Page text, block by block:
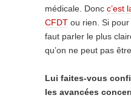
médicale. Donc c’est
CFDT ou rien. Si
faut parler le plus
qu’on ne peut pas
Lui faites-vous
les avancées